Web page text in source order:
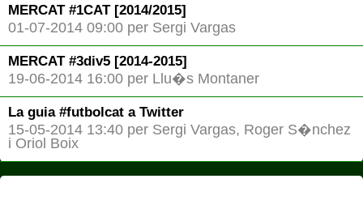
MERCAT #1CAT [2014/2015]
01-07-2014 09:00 per Sergi Vargas
MERCAT #3div5 [2014-2015]
19-06-2014 16:00 per Llu�s Montaner
La guia #futbolcat a Twitter
15-05-2014 13:40 per Sergi Vargas, Roger S�nchez
i Oriol Boix